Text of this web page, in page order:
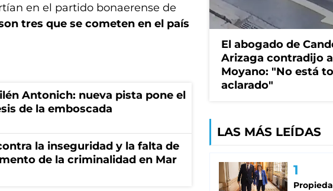
en el partido bonaerense de
tres que se cometen en el país
Antonich: nueva pista pone el
de la emboscada
la inseguridad y la falta de
de la criminalidad en Mar
El abogado de
Arizaga contradijo a
Moyano: "No está
aclarado"
LAS MÁS LEÍDAS